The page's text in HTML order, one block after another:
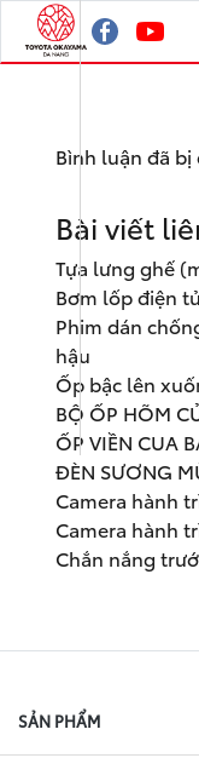
Bình luận đã bị
Bài viết
Tựa lưng ghế
Bơm lốp điện
Phim dán
hậu
Ốp bậc lên
BỘ ỐP HÕM
ỐP VIỀN CUA
ĐÈN SƯƠNG
Camera hành
Camera hành
Chắn nắng
SẢN PHẨM